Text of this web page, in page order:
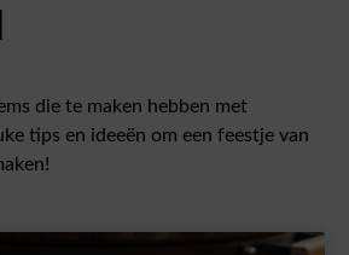
die te maken hebben met
tips en ideeën om een feestje van